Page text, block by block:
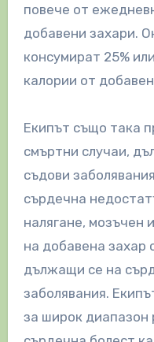
повече от
добавени захари.
консумират 25%
калории от
Екипът също така
смъртни случаи,
съдови
сърдечна
налягане, мозъчен
на добавена захар
дължащи се на
заболявания.
за широк диапазон